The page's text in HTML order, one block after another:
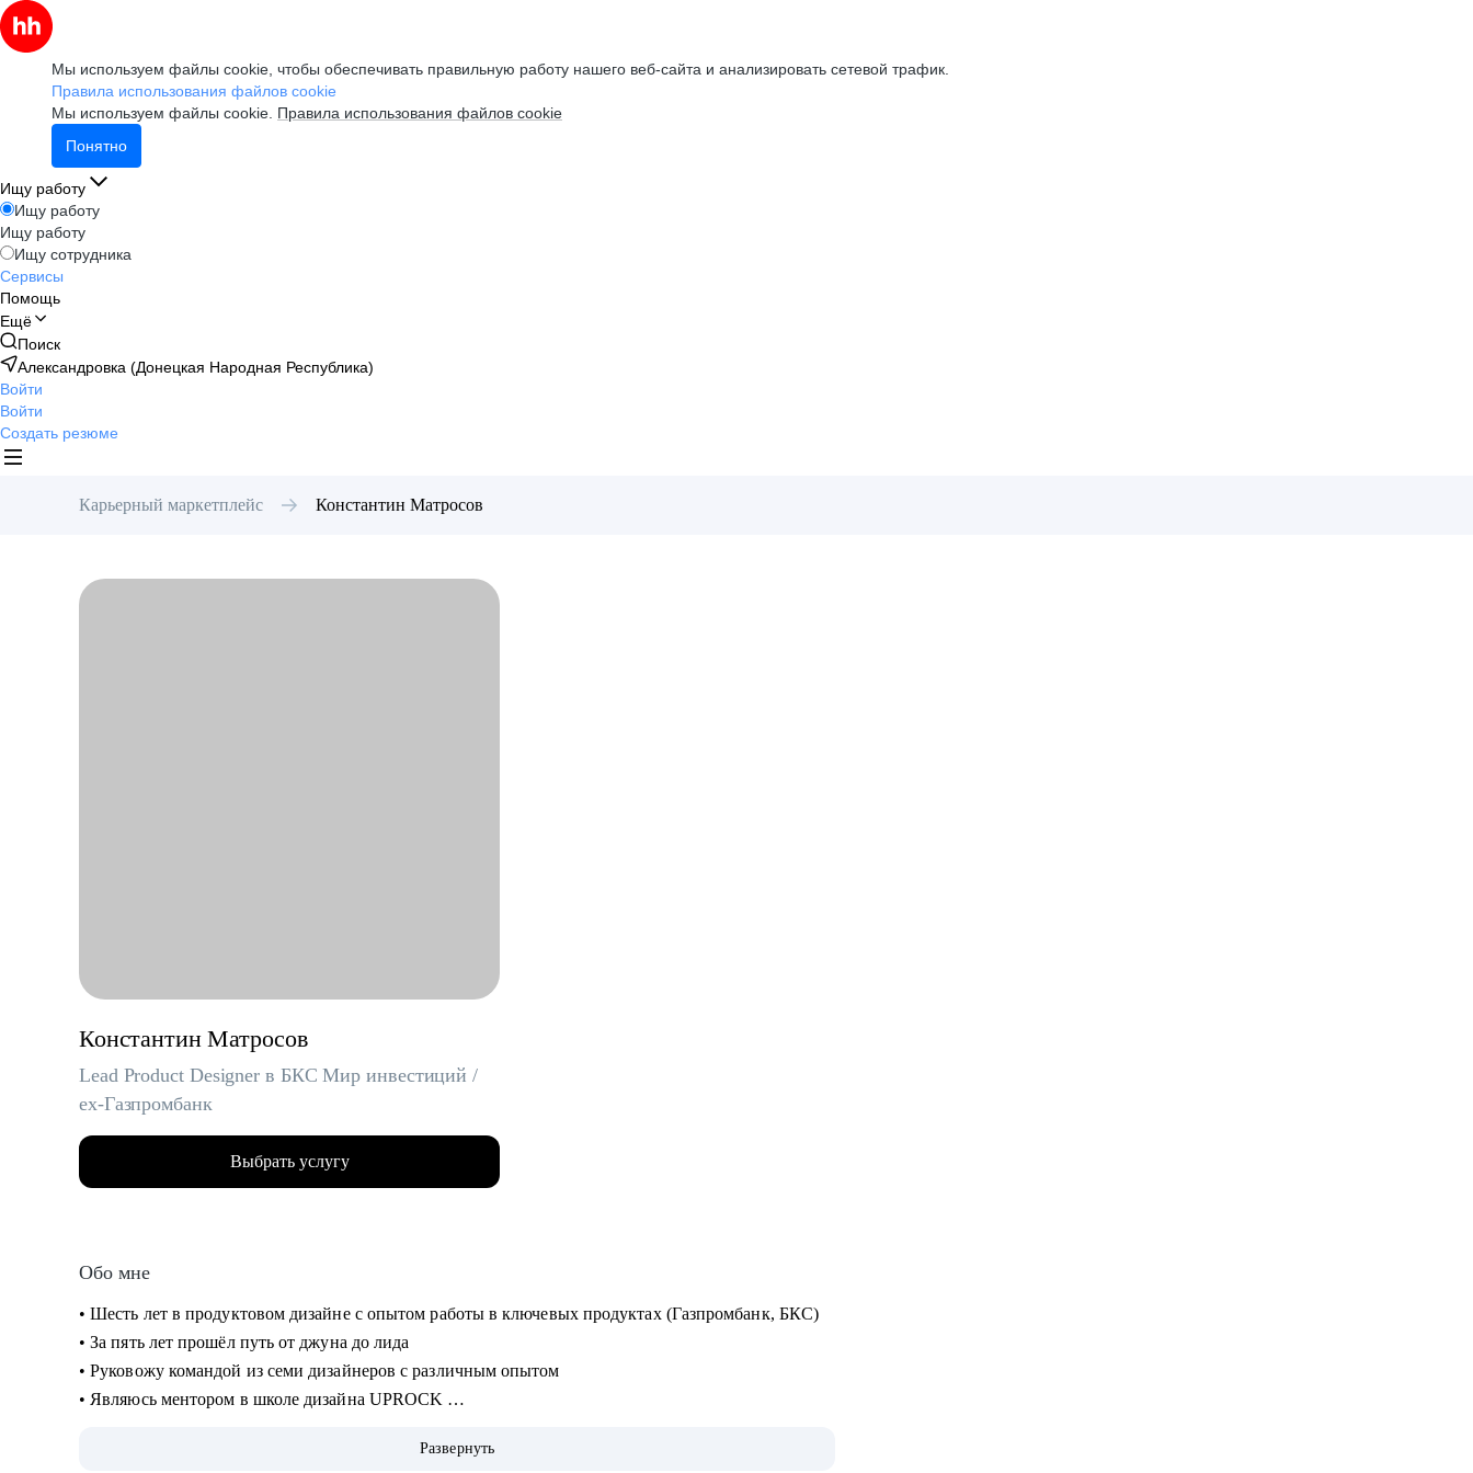
Мы используем файлы cookie, чтобы обеспечивать правильную работу нашего веб-сайта и анализировать сетевой трафик.
Правила использования файлов cookie
Мы используем файлы cookie. Правила использования файлов cookie
Понятно
Ищу работу
Ищу работу
Ищу работу
Ищу сотрудника
Сервисы
Помощь
Ещё
Поиск
Александровка (Донецкая Народная Республика)
Войти
Войти
Создать резюме
Карьерный маркетплейс Константин Матросов
Константин Матросов
Lead Product Designer в БКС Мир инвестиций /
ex-Газпромбанк
Выбрать услугу
Обо мне
• Шесть лет в продуктовом дизайне с опытом работы в ключевых продуктах (Газпромбанк, БКС)
• За пять лет прошёл путь от джуна до лида
• Руковожу командой из семи дизайнеров с различным опытом
• Являюсь ментором в школе дизайна UPROCK
• Отсмотрел и проанализировал 700+ резюмеРазвернуть